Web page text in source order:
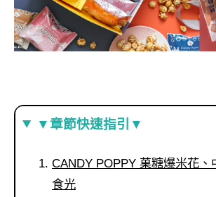
▼章節快速指引▼
CANDY POPPY 菓糖爆米花
食光